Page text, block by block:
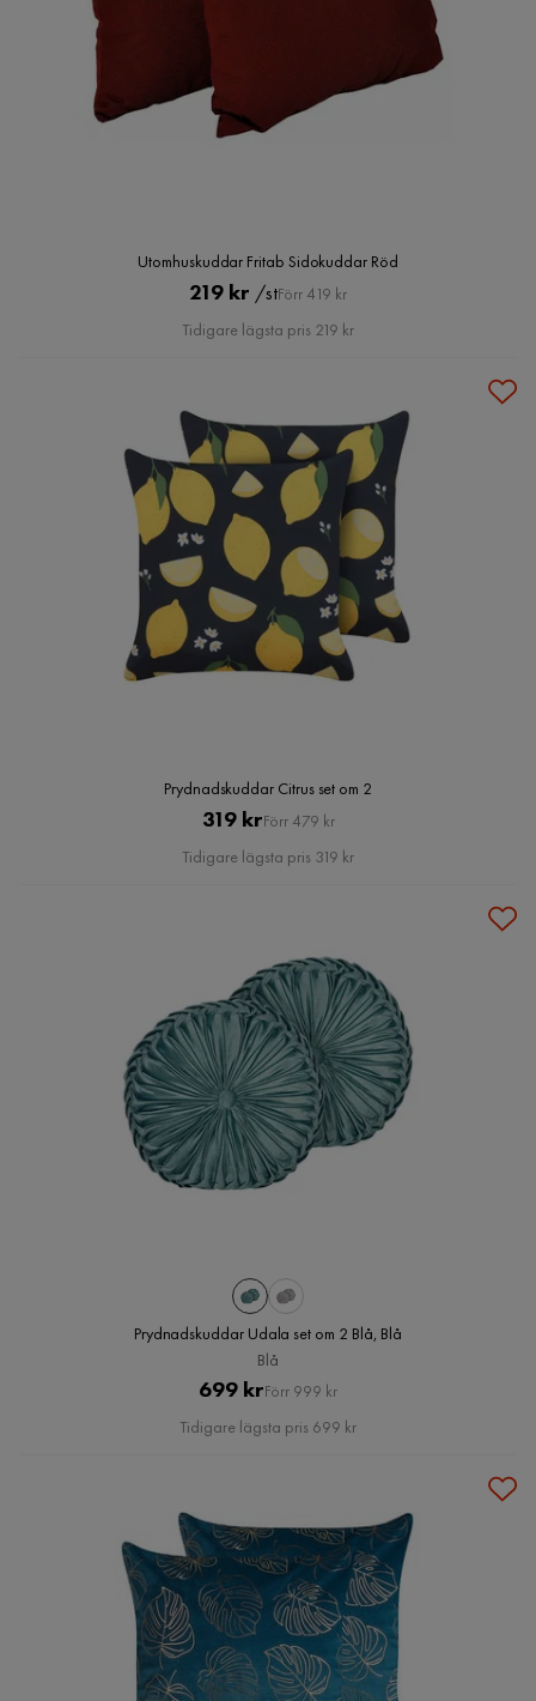
Utomhuskuddar Fritab Sidokuddar Röd
Pris
219 kr /stOriginal
Pris
Förr 419 kr
Tidigare lägsta pris 219 kr
Prydnadskuddar Citrus set om 2
Pris
319 krOriginal
Pris
Förr 479 kr
Tidigare lägsta pris 319 kr
Prydnadskuddar Udala set om 2 Blå, Blå
Blå
Pris
699 krOriginal
Pris
Förr 999 kr
Tidigare lägsta pris 699 kr